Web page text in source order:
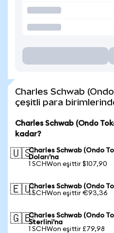
Charles Schwab
çeşitli para
Charles Schwab (Ondo
kadar?
🇺🇸Charles Schwab (Ondo
Doları'na
1 SCHWon eşittir $107,90
🇪🇺Charles Schwab (Ondo
1 SCHWon eşittir €93,36
🇬🇧Charles Schwab (Ondo
Sterlini'na
1 SCHWon eşittir £79,98